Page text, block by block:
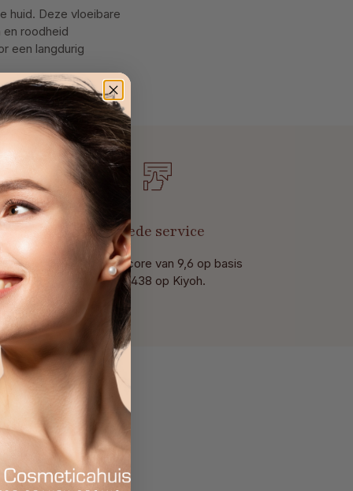
huid. Deze vloeibare
roodheid
een langdurig
Goede service
Met een score van 9,6 op basis
van 438 op Kiyoh.